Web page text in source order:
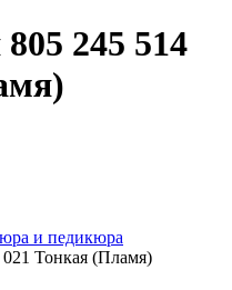
245 514
и педикюра
021 Тонкая (Пламя)